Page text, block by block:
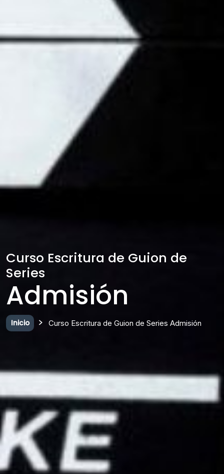
Curso Escritura de Guion de
Series
Admisión
Inicio Curso Escritura de Guion de Series Admisión